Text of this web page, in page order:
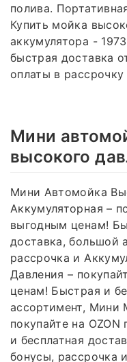
полива.
Купить мойка
аккумулятора -
быстрая доставка
оплаты в
Мини
высокого
Мини Автомойка
Аккумуляторная –
выгодным ценам!
доставка, большой
рассрочка и
Давления –
ценам! Быстрая и
ассортимент, Мини
покупайте на
и бесплатная
бонусы, рассрочка